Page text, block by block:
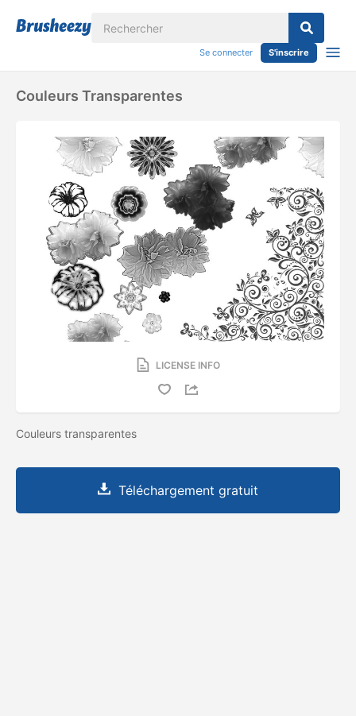
Se connecter S'inscrire
Couleurs Transparentes
LICENSE INFO
Couleurs transparentes
Téléchargement gratuit